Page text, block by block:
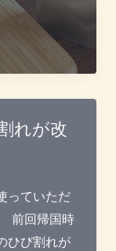
れが改
っていただ
前回帰国時
ひび割れが